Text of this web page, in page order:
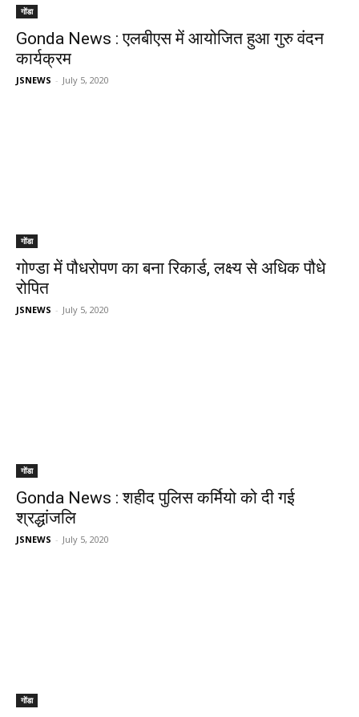
गोंडा
Gonda News : एलबीएस में आयोजित हुआ गुरु वंदन
कार्यक्रम
JSNEWS - July 5, 2020
गोंडा
गोण्डा में पौधरोपण का बना रिकार्ड, लक्ष्य से अधिक पौधे
रोपित
JSNEWS - July 5, 2020
गोंडा
Gonda News : शहीद पुलिस कर्मियो को दी गई
श्रद्धांजलि
JSNEWS - July 5, 2020
गोंडा